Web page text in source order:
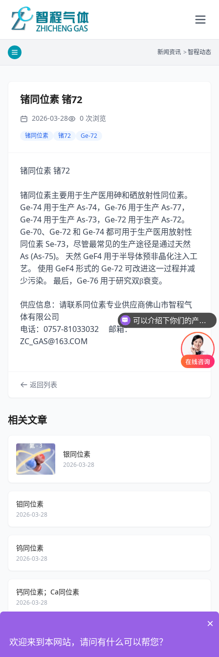
新闻资讯 >智程动态
锗同位素 锗72
2026-03-28 0 次浏览
锗同位素 锗72 Ge-72
锗同位素 锗72
锗同位素主要用于生产医用砷和硒放射性同位素。
Ge-74 用于生产 As-74， Ge-76 用于生产 As-77，
Ge-74 用于生产 As-73， Ge-72 用于生产 As-72。
Ge-70、 Ge-72 和 Ge-74 都可用于生产医用放射性
同位素 Se-73，尽管最常见的生产途径是通过天然
As (As-75)。 天然 GeF4 用于半导体预非晶化注入工
艺。
使用 GeF4 形式的 Ge-72 可改进这一过程并减
少污染。
最后， Ge-76 用于研究双β衰变。
供应信息：请联系同位素专业供应商佛山市智程气
体有限公司
电话： 0757-81033032 邮箱：
ZC_GAS@163.COM
返回列表
相关文章
银同位素
2026-03-28
钼同位素
2026-03-28
钨同位素
2026-03-28
钙同位素；Ca同位素
2026-03-28
锗同位素
2026-03-28
×
欢迎来到本网站，请问有什么可以帮您？